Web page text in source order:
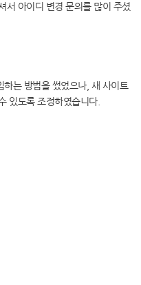
서 아이디 변경 문의를 많이 주셨
는 방법을 썼었으나, 새 사이트
있도록 조정하였습니다.